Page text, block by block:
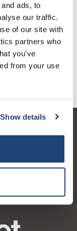
ads, to
our traffic.
of our site with
partners who
you’ve
from your use
Show details
€157,66
Excl. btw
€190,77
Incl. btw
Meer